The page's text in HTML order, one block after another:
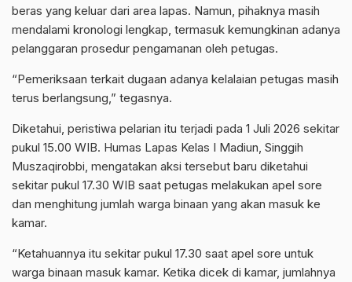
beras yang keluar dari area lapas. Namun, pihaknya masih
mendalami kronologi lengkap, termasuk kemungkinan adanya
pelanggaran prosedur pengamanan oleh petugas.
“Pemeriksaan terkait dugaan adanya kelalaian petugas masih
terus berlangsung,” tegasnya.
Diketahui, peristiwa pelarian itu terjadi pada 1 Juli 2026 sekitar
pukul 15.00 WIB. Humas Lapas Kelas I Madiun, Singgih
Muszaqirobbi, mengatakan aksi tersebut baru diketahui
sekitar pukul 17.30 WIB saat petugas melakukan apel sore
dan menghitung jumlah warga binaan yang akan masuk ke
kamar.
“Ketahuannya itu sekitar pukul 17.30 saat apel sore untuk
warga binaan masuk kamar. Ketika dicek di kamar, jumlahnya